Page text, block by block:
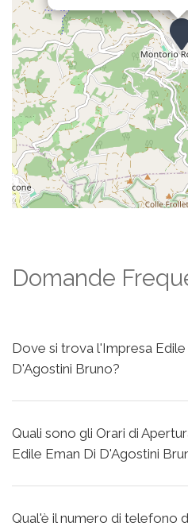
Domande
Dove si trova l'Impresa Edile
D'Agostini Bruno?
Quali sono gli Orari di
Edile Eman Di D'Agostini
Qual'è il numero di telefono